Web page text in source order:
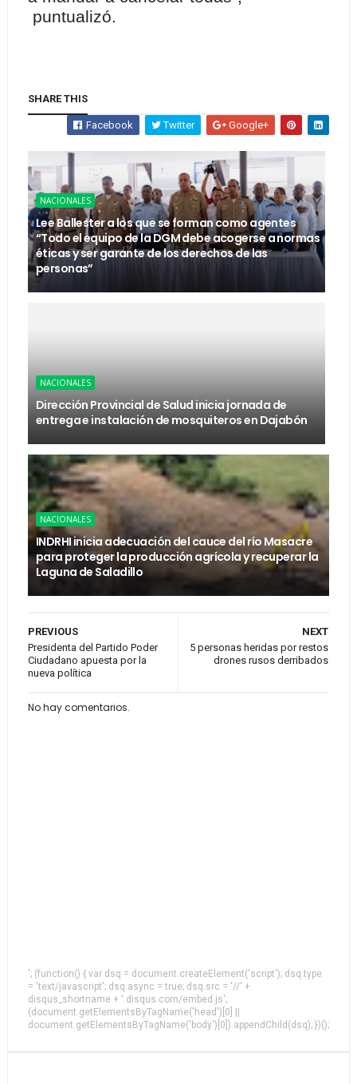
puntualizó.
SHARE THIS
Facebook Twitter Google+
NACIONALES
Lee Ballester a los que se forman como agentes
“Todo el equipo de la DGM debe acogerse a normas
éticas y ser garante de los derechos de las
personas”
NACIONALES
Dirección Provincial de Salud inicia jornada de
entrega e instalación de mosquiteros en Dajabón
NACIONALES
INDRHI inicia adecuación del cauce del río Masacre
para proteger la producción agrícola y recuperar la
Laguna de Saladillo
NEXT
5 personas heridas por restos
drones rusos derribados
PREVIOUS
Presidenta del Partido Poder
Ciudadano apuesta por la
nueva política
No hay comentarios.
'; (function() { var dsq = document.createElement('script'); dsq.type
= 'text/javascript'; dsq.async = true; dsq.src = '//' +
disqus_shortname + '.disqus.com/embed.js';
(document.getElementsByTagName('head')[0] ||
document.getElementsByTagName('body')[0]).appendChild(dsq); })();